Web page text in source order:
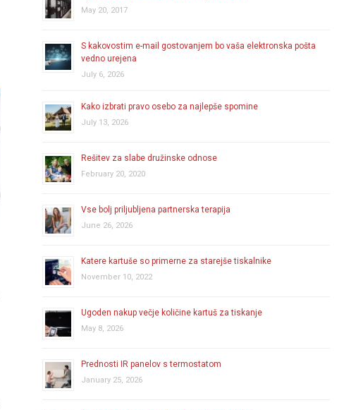
May 20, 2017
S kakovostim e-mail gostovanjem bo vaša elektronska pošta
vedno urejena
July 6, 2026
Kako izbrati pravo osebo za najlepše spomine
July 13, 2026
Rešitev za slabe družinske odnose
February 20, 2020
Vse bolj priljubljena partnerska terapija
June 26, 2026
Katere kartuše so primerne za starejše tiskalnike
November 10, 2022
Ugoden nakup večje količine kartuš za tiskanje
May 8, 2026
Prednosti IR panelov s termostatom
January 25, 2026